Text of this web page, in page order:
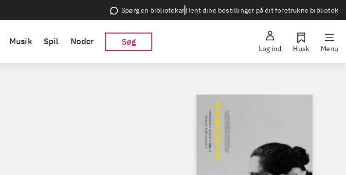
Spørg en bibliotekarHent dine bestillinger på dit foretrukne bibliotek
Musik Spil Noder Søg
Log ind Husk Menu